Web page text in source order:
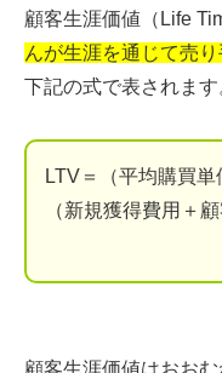
顧客生涯価値（Life
んが生涯を通じて売
下記の式で表されます
LTV＝（平均購買
（新規獲得費用＋
顧客生涯価値はおお